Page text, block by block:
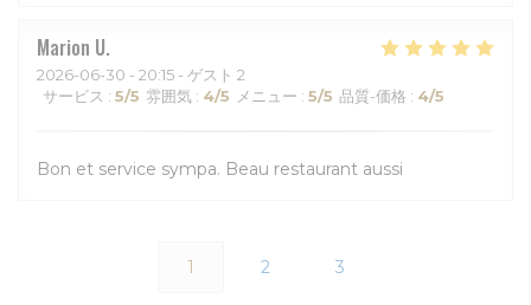
Marion U
2026-06-30 - 20:15 - ゲスト 2
サービス : 5/5 雰囲気 : 4/5 メニュー : 5/5 品質-価格 : 4/5
Bon et service sympa. Beau restaurant aussi
1 2 3